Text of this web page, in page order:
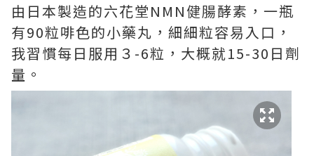
由日本製造的六花堂NMN健腸酵素，一瓶
有90粒啡色的小藥丸，細細粒容易入口，
我習慣每日服用３-6粒，大概就15-30日劑
量。